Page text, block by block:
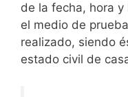
de la fecha, hora y
el medio de
realizado, siendo
estado civil de